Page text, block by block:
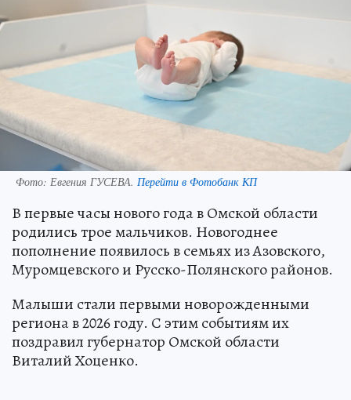
Фото: Евгения ГУСЕВА. Перейти в Фотобанк КП
В первые часы нового года в Омской области
родились трое мальчиков. Новогоднее
пополнение появилось в семьях из Азовского,
Муромцевского и Русско-Полянского районов.
Малыши стали первыми новорожденными
региона в 2026 году. С этим событиям их
поздравил губернатор Омской области
Виталий Хоценко.